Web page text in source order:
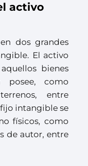
activo
dos grandes
El activo
bienes
posee, como
entre
intangible se
físicos, como
de autor, entre